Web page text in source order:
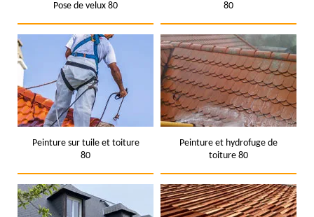
Pose de velux 80
80
Peinture sur tuile et toiture
80
Peinture et hydrofuge de
toiture 80